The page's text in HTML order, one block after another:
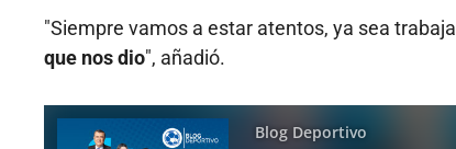
"Siempre vamos a estar atentos, ya sea
que nos dio", añadió.